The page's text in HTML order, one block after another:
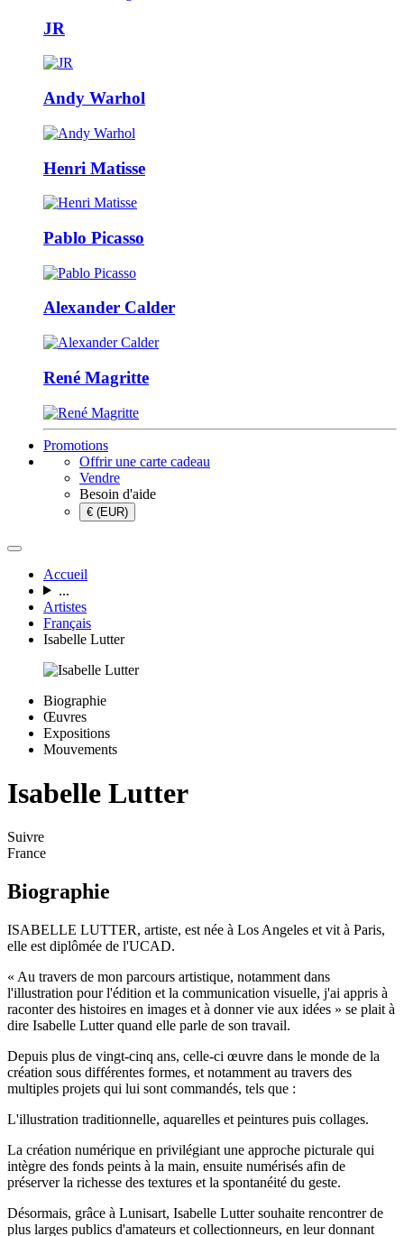
JR
Andy Warhol
Henri Matisse
Pablo Picasso
Alexander Calder
René Magritte
Promotions
Offrir une carte cadeau
Vendre
Besoin d'aide
€ (EUR)
Accueil
...
Artistes
Français
Isabelle Lutter
Biographie
Œuvres
Expositions
Mouvements
Isabelle Lutter
Suivre
France
Biographie
ISABELLE LUTTER, artiste, est née à Los Angeles et vit à Paris,
elle est diplômée de l'UCAD.
« Au travers de mon parcours artistique, notamment dans
l'illustration pour l'édition et la communication visuelle, j'ai appris à
raconter des histoires en images et à donner vie aux idées » se plait à
dire Isabelle Lutter quand elle parle de son travail.
Depuis plus de vingt-cinq ans, celle-ci œuvre dans le monde de la
création sous différentes formes, et notamment au travers des
multiples projets qui lui sont commandés, tels que :
L'illustration traditionnelle, aquarelles et peintures puis collages.
La création numérique en privilégiant une approche picturale qui
intègre des fonds peints à la main, ensuite numérisés afin de
préserver la richesse des textures et la spontanéité du geste.
Désormais, grâce à Lunisart, Isabelle Lutter souhaite rencontrer de
plus larges publics d'amateurs et collectionneurs, en leur donnant